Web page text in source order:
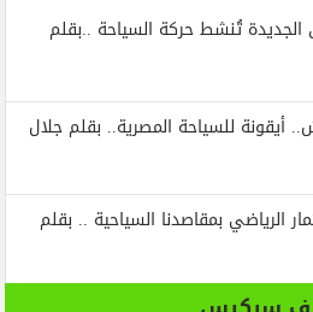
تُنشط حركة السياحة ..بقلم
أيقونة للسياحة المصرية.. بقلم جلال
الرياضي بمقاصدنا السياحية .. بقلم